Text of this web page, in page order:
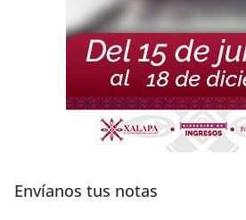
Envíanos tus notas